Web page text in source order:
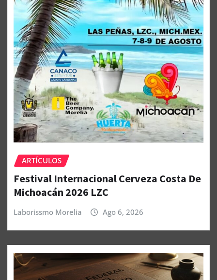
ARTÍCULOS
Festival Internacional Cerveza Costa De
Michoacán 2026 LZC
Laborissmo Morelia Ago 6, 2026